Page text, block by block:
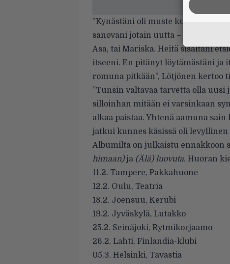
”Kynästäni oli muste kuivunut!
sanovani jotain uutta – ja
Asa, tai Mariska. Heitä sisältäni
itseeni. En pitänyt löytämästäni ja
romuna pitkään”, Lötjönen kertoo
”Tunsin valtavaa tarvetta olla
silloinhan mitään ei varsinkaan
alkaa paistaa. Yhtenä aamuna
jatkui kunnes käsissä oli levyllinen
Albumilta on julkaistu ennakkoon
himaan)ja (Älä) luovuta. Huoran
11.2. Tampere, Pakkahuone
12.2. Oulu, Teatria
18.2. Joensuu, Kerubi
19.2. Jyväskylä, Lutakko
25.2. Seinäjoki, Rytmikorjaamo
26.2. Lahti, Finlandia-klubi
05.3. Helsinki, Tavastia